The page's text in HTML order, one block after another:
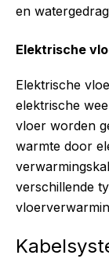
en
Elektrische
Elektrische
elektrische
vloer worden
warmte door
verschillende